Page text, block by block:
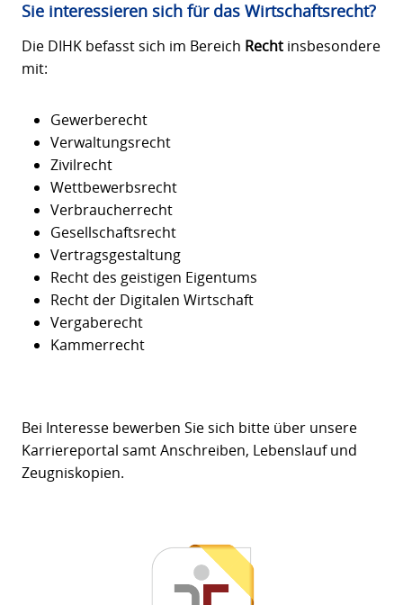
Sie interessieren sich für das Wirtschaftsrecht?
Die DIHK befasst sich im Bereich Recht insbesondere
mit:
Gewerberecht
Verwaltungsrecht
Zivilrecht
Wettbewerbsrecht
Verbraucherrecht
Gesellschaftsrecht
Vertragsgestaltung
Recht des geistigen Eigentums
Recht der Digitalen Wirtschaft
Vergaberecht
Kammerrecht
Bei Interesse bewerben Sie sich bitte über unsere
Karriereportal samt Anschreiben, Lebenslauf und
Zeugniskopien.